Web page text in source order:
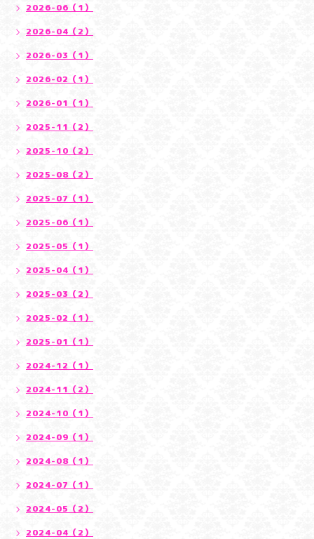
2026-06（1）
2026-04（2）
2026-03（1）
2026-02（1）
2026-01（1）
2025-11（2）
2025-10（2）
2025-08（2）
2025-07（1）
2025-06（1）
2025-05（1）
2025-04（1）
2025-03（2）
2025-02（1）
2025-01（1）
2024-12（1）
2024-11（2）
2024-10（1）
2024-09（1）
2024-08（1）
2024-07（1）
2024-05（2）
2024-04（2）